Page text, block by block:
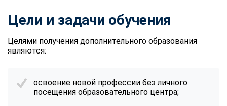
Цели и задачи обучения
Целями получения дополнительного образования
являются:
освоение новой профессии без личного
посещения образовательного центра;